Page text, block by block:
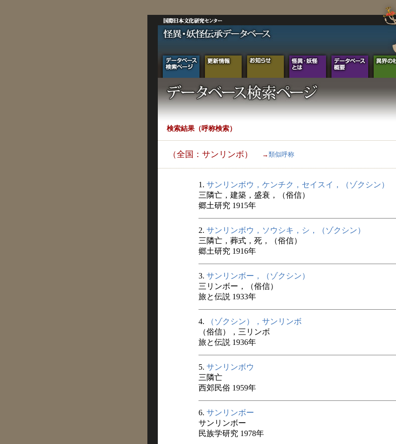
検索結果（呼称検索）
（全国：サンリンボ） →類似呼称
1. サンリンボウ，ケンチク，セイスイ，（ゾクシン）
三隣亡，建築，盛衰，（俗信）
郷土研究 1915年
2. サンリンボウ，ソウシキ，シ，（ゾクシン）
三隣亡，葬式，死，（俗信）
郷土研究 1916年
3. サンリンボー，（ゾクシン）
三リンボー，（俗信）
旅と伝説 1933年
4.
（ゾクシン），サンリンボ
（俗信），三リンボ
旅と伝説 1936年
5. サンリンボウ
三隣亡
西郊民俗 1959年
6. サンリンボー
サンリンボー
民族学研究 1978年